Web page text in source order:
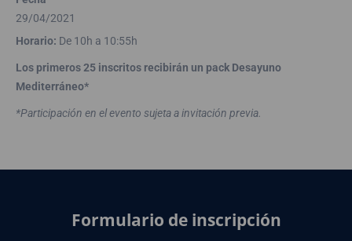
29/04/2021
Horario: De 10h a 10:55h
Los primeros 25 inscritos recibirán un pack Desayuno
Mediterráneo*
*Participación en el evento sujeta a invitación previa.
Formulario de inscripción